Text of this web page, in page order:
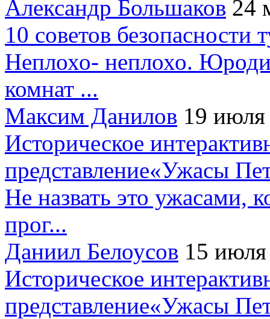
Александр Большаков 24
10 советов безопасности
Неплохо- неплохо.
комнат ...
Максим Данилов 19
Историческое
представление«Ужасы
Не назвать это ужасами,
прог...
Даниил Белоусов 15
Историческое
представление«Ужасы